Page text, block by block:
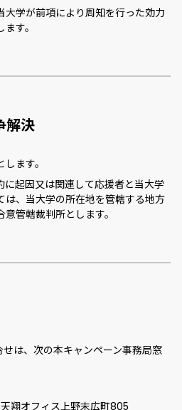
大学が前項により周知を行った効力
す。
解決
ます。
起因又は関連して応援者と当大学
は、当大学の所在地を管轄する地方
管轄裁判所とします。
は、次の本キャンペーン事務局窓
翔オフィス上野末広町805